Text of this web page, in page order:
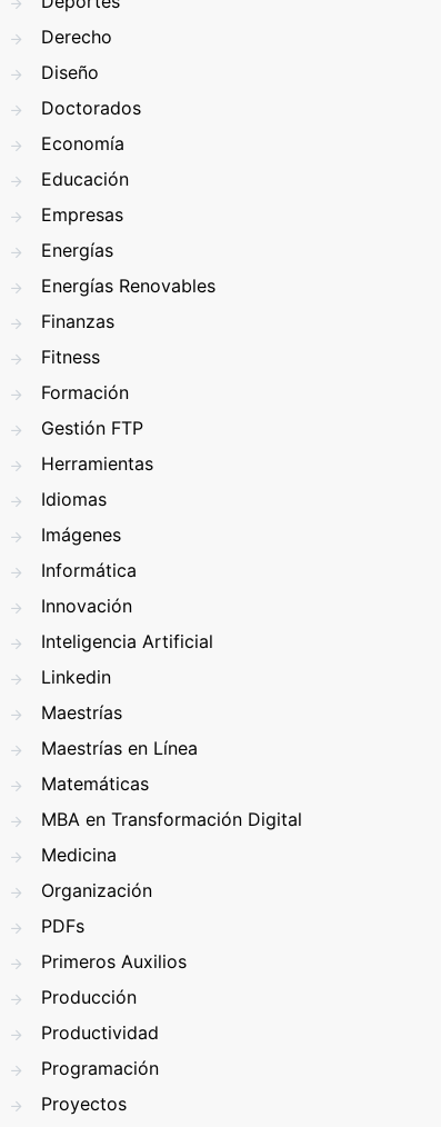
Derecho
Diseño
Doctorados
Economía
Educación
Empresas
Energías
Energías Renovables
Finanzas
Fitness
Formación
Gestión FTP
Herramientas
Idiomas
Imágenes
Informática
Innovación
Inteligencia Artificial
Linkedin
Maestrías
Maestrías en Línea
Matemáticas
MBA en Transformación Digital
Medicina
Organización
PDFs
Primeros Auxilios
Producción
Productividad
Programación
Proyectos